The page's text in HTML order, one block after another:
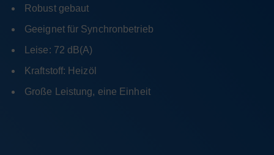
Robust gebaut
Geeignet für Synchronbetrieb
Leise: 72 dB(A)
Kraftstoff: Heizöl
Große Leistung, eine Einheit